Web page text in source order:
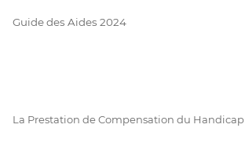
Guide des Aides 2024
La Prestation de Compensation du Handicap